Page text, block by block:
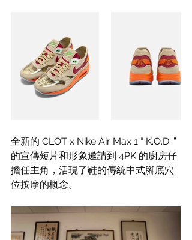
全新的 CLOT x Nike Air Max 1 “ K.O.D. ”
的宣傳短片和形象邀請到 4PK 的廚房仔
擔任主角，活現了鞋的傳統中式腳底穴
位按摩的概念。